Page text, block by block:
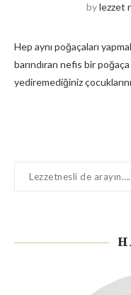
bylezzet
Hep aynı poğaçaları
barındıran nefis bir
yediremediğiniz